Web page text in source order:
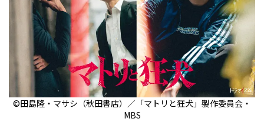
©田島隆・マサシ（秋田書店）／「マトリと狂犬」製作委員会・
MBS